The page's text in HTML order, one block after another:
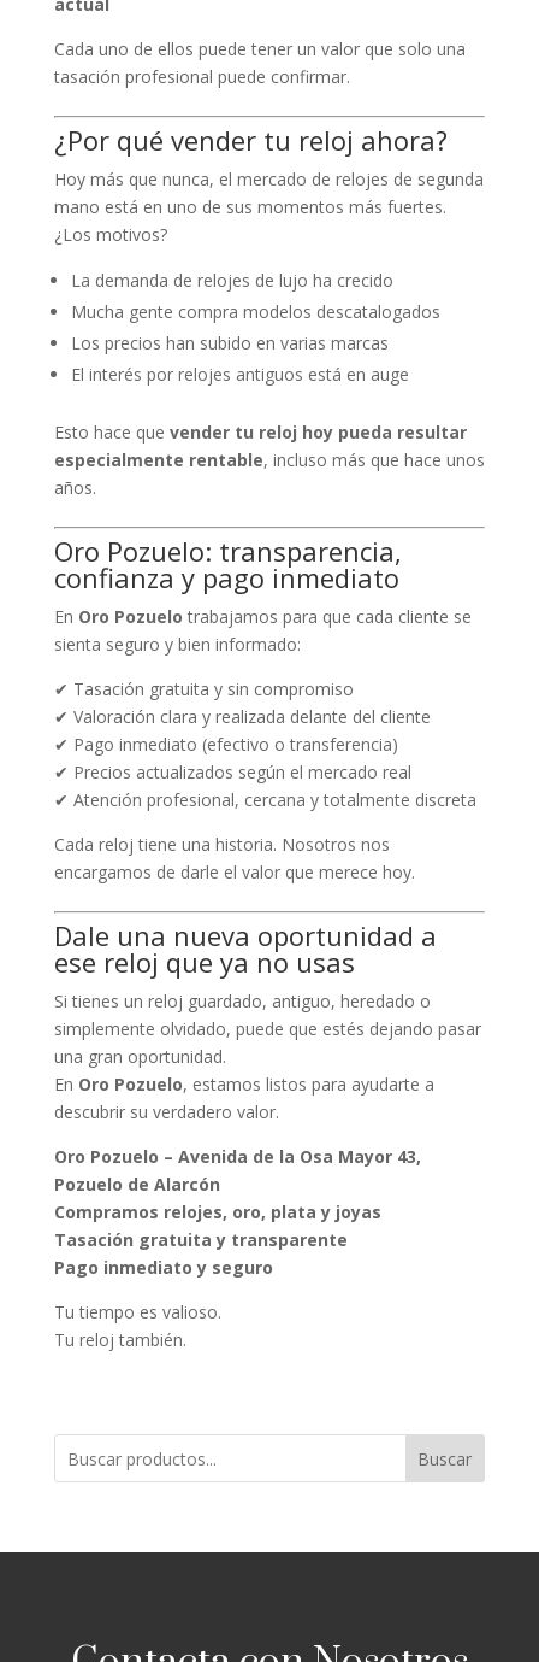
Cada uno de ellos puede tener un valor que solo una
tasación profesional puede confirmar.
¿Por qué vender tu reloj ahora?
Hoy más que nunca, el mercado de relojes de segunda
mano está en uno de sus momentos más fuertes.
¿Los motivos?
La demanda de relojes de lujo ha crecido
Mucha gente compra modelos descatalogados
Los precios han subido en varias marcas
El interés por relojes antiguos está en auge
Esto hace que vender tu reloj hoy pueda resultar
especialmente rentable, incluso más que hace unos
años.
Oro Pozuelo: transparencia,
confianza y pago inmediato
En Oro Pozuelo trabajamos para que cada cliente se
sienta seguro y bien informado:
✔ Tasación gratuita y sin compromiso
✔ Valoración clara y realizada delante del cliente
✔ Pago inmediato (efectivo o transferencia)
✔ Precios actualizados según el mercado real
✔ Atención profesional, cercana y totalmente discreta
Cada reloj tiene una historia. Nosotros nos
encargamos de darle el valor que merece hoy.
Dale una nueva oportunidad a
ese reloj que ya no usas
Si tienes un reloj guardado, antiguo, heredado o
simplemente olvidado, puede que estés dejando pasar
una gran oportunidad.
En Oro Pozuelo, estamos listos para ayudarte a
descubrir su verdadero valor.
Oro Pozuelo – Avenida de la Osa Mayor 43,
Pozuelo de Alarcón
Compramos relojes, oro, plata y joyas
Tasación gratuita y transparente
Pago inmediato y seguro
Tu tiempo es valioso.
Tu reloj también.
Buscar